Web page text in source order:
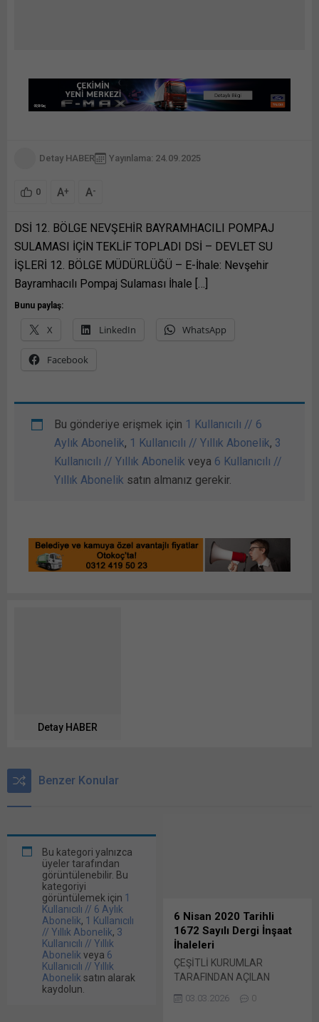
Detay HABER Yayınlama: 24.09.2025
0 A+ A-
DSİ 12. BÖLGE NEVŞEHİR BAYRAMHACILI POMPAJ
SULAMASI İÇİN TEKLİF TOPLADI DSİ – DEVLET SU
İŞLERİ 12. BÖLGE MÜDÜRLÜĞÜ – E-İhale: Nevşehir
Bayramhacılı Pompaj Sulaması İhale […]
Bunu paylaş:
X LinkedIn WhatsApp
Facebook
Bu gönderiye erişmek için 1 Kullanıcılı // 6
Aylık Abonelik, 1 Kullanıcılı // Yıllık Abonelik, 3
Kullanıcılı // Yıllık Abonelik veya 6 Kullanıcılı //
Yıllık Abonelik satın almanız gerekir.
Detay HABER
Benzer Konular
Bu kategori yalnızca
üyeler tarafından
görüntülenebilir. Bu
kategoriyi
görüntülemek için 1
Kullanıcılı // 6 Aylık
Abonelik, 1 Kullanıcılı
// Yıllık Abonelik, 3
Kullanıcılı // Yıllık
Abonelik veya 6
Kullanıcılı // Yıllık
Abonelik satın alarak
kaydolun.
6 Nisan 2020 Tarihli
1672 Sayılı Dergi İnşaat
İhaleleri
ÇEŞİTLİ KURUMLAR
TARAFINDAN AÇILAN
ASKİ GENEL MÜDÜRLÜĞÜ.
03.03.2026 0